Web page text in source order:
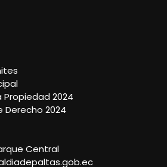
Propiedad 2024
Derecho 2024
Central